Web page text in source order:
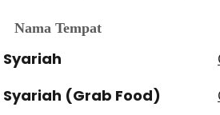
Nama Tempat
Syariah (Grab Food)